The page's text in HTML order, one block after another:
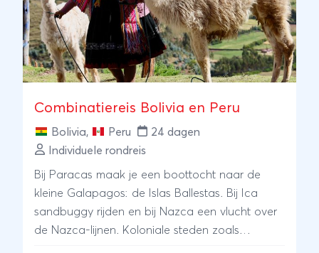
Combinatiereis Bolivia en Peru
Bolivia, Peru
24 dagen
Individuele rondreis
Bij Paracas maak je een boottocht naar de
kleine Galapagos: de Islas Ballestas. Bij Ica
sandbuggy rijden en bij Nazca een vlucht over
de Nazca-lijnen. Koloniale steden zoals